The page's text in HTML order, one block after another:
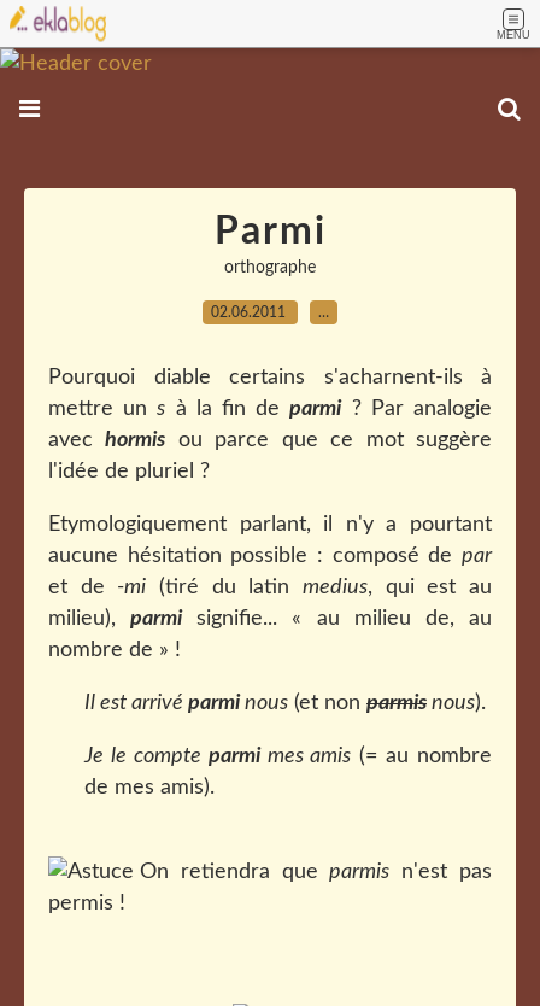
MENU
Parmi
orthographe
02.06.2011 …
Pourquoi diable certains s'acharnent-ils à
mettre uns à la fin deparmi? Par analogie
avechormis ou parce que ce mot suggère
l'idée de pluriel ?
Etymologiquement parlant, il n'y a pourtant
aucune hésitation possible : composé de par
et de -mi (tiré du latinmedius, qui est au
milieu),parmisignifie... « au milieu de, au
nombre de » !
Il est arrivé parminous (et non parmis nous).
Je le compte parmimes amis (= au nombre
de mes amis).
On retiendra queparmis n'est pas
permis !